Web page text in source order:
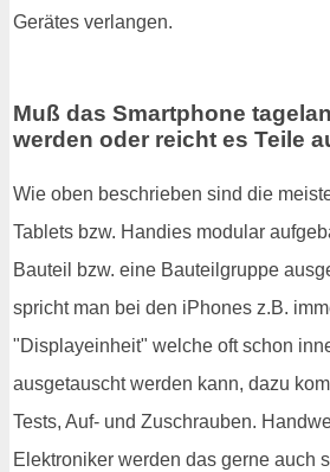
Gerätes verlangen.
Muß das Smartphone
werden oder reicht es Teile
Wie oben beschrieben sind die
Tablets bzw. Handies modular
Bauteil bzw. eine Bauteilgruppe
spricht man bei den iPhones z.B.
"Displayeinheit" welche oft schon
ausgetauscht werden kann, dazu
Tests, Auf- und Zuschrauben.
Elektroniker werden das gerne auch